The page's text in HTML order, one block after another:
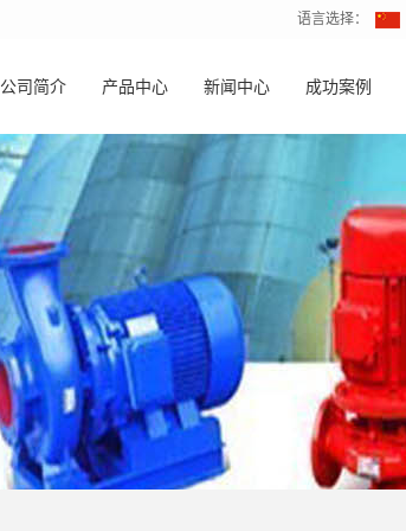
语言选择：
公司简介 产品中心 新闻中心 成功案例